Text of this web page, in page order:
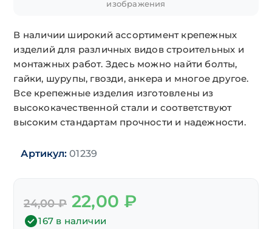
изображения
В наличии широкий ассортимент крепежных
изделий для различных видов строительных и
монтажных работ. Здесь можно найти болты,
гайки, шурупы, гвозди, анкера и многое другое.
Все крепежные изделия изготовлены из
высококачественной стали и соответствуют
высоким стандартам прочности и надежности.
Артикул: 01239
24,00₽
Первоначальная
цена
составляла
22,00₽
167 в наличии